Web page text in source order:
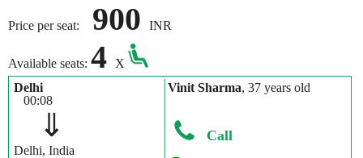
Price per seat: 900 INR
Available seats: 4
X
Delhi
00:08
⇓
Delhi, India
Vinit Sharma, 37 years old
Call